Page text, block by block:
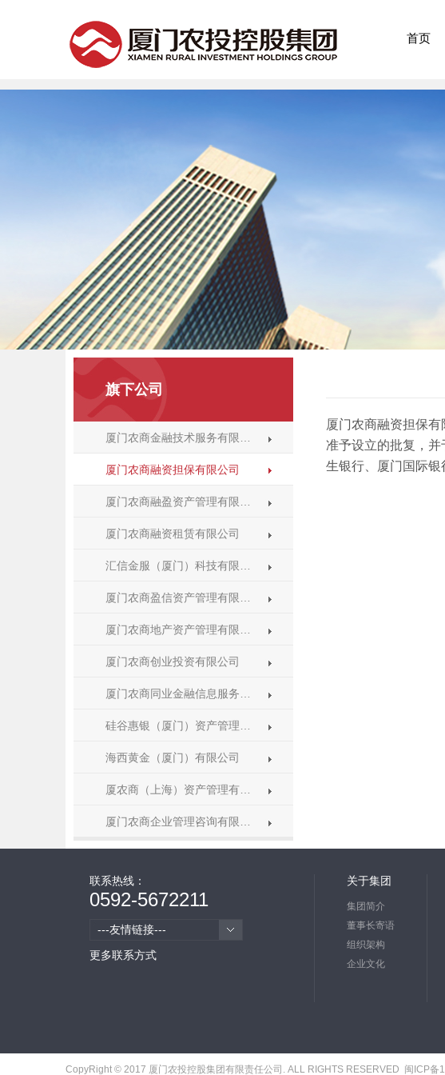
首页
厦门农商融资担保
准予设立的批复，并
生银行、厦门国际银
旗下公司
厦门农商金融技术服务有限…
厦门农商融资担保有限公司
厦门农商融盈资产管理有限…
厦门农商融资租赁有限公司
汇信金服（厦门）科技有限…
厦门农商盈信资产管理有限…
厦门农商地产资产管理有限…
厦门农商创业投资有限公司
厦门农商同业金融信息服务…
硅谷惠银（厦门）资产管理…
海西黄金（厦门）有限公司
厦农商（上海）资产管理有…
厦门农商企业管理咨询有限…
关于集团
集团简介
董事长寄语
组织架构
企业文化
联系热线：
0592-5672211
---友情链接---
更多联系方式
CopyRight © 2017 厦门农投控股集团有限责任公司. ALL RIGHTS RESERVED 闽ICP备